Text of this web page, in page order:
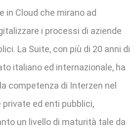
in Cloud che mirano ad
i processi di aziende
La Suite, con più di 20 anni di
italiano ed internazionale, ha
competenza di Interzen nel
ed enti pubblici,
un livello di maturità tale da